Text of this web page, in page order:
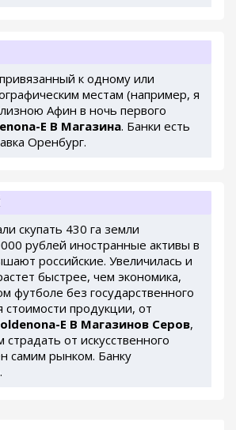
к одному или
местам (например, я
Афин в ночь первого
E В Магазина. Банки есть
Оренбург.
скупать 430 га земли
рублей иностранные активы в
российские. Увеличилась и
быстрее, чем экономика,
футболе без государственного
стоимости продукции, от
E В Магазинов Серов,
от искусственного
самим рынком. Банку